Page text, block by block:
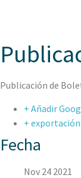
Publicación de
+ Añadir
+
Fecha
Nov 24 2021